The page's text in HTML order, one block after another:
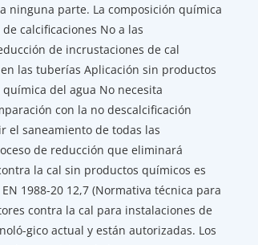
ninguna parte. La composición química
calcificaciones No a las
de incrustaciones de cal
las tuberías Aplicación sin productos
del agua No necesita
con la no descalcificación
el saneamiento de todas las
de reducción que eliminará
la cal sin productos químicos es
1988-20 12,7 (Normativa técnica para
contra la cal para instalaciones de
gico actual y están autorizadas. Los